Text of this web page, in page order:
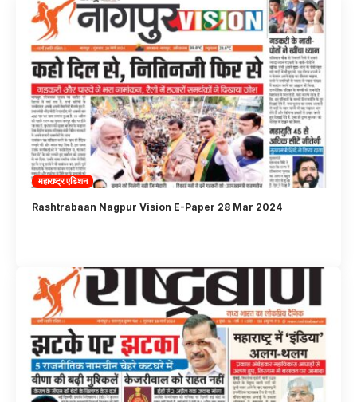
महाराष्ट्र एडिशन
Rashtrabaan Nagpur Vision E-Paper 28 Mar 2024